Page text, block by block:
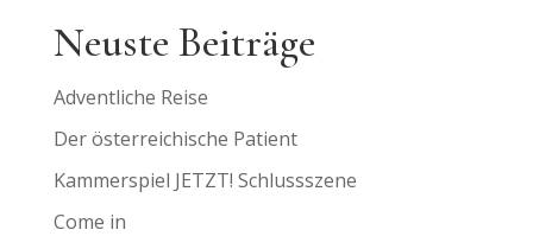
Neuste Beiträge
Adventliche Reise
Der österreichische Patient
Kammerspiel JETZT! Schlussszene
Come in